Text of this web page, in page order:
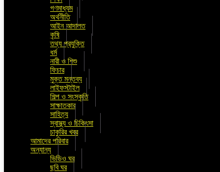
গণমাধ্যম
অর্থনীতি
আইন আদালত
কৃষি
তথ্য প্রযুক্তি
ধর্ম
নারী ও শিশু
ফিচার
মুক্ত মন্তব্য
লাইফস্টাইল
শিল্প ও সংস্কৃতি
সাক্ষাতকার
সাহিত্য
স্বাস্থ্য ও চিকিৎসা
চাকুরির খবর
আমাদের পরিবার
অন্যান্য
ভিডিও ঘর
ছবি ঘর